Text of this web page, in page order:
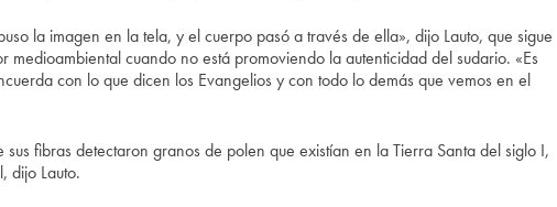
la imagen en la tela, y el cuerpo pasó a través de ella», dijo Lauto, que sigue
medioambiental cuando no está promoviendo la autenticidad del sudario. «Es
con lo que dicen los Evangelios y con todo lo demás que vemos en el
sus fibras detectaron granos de polen que existían en la Tierra Santa del siglo I,
dijo Lauto.